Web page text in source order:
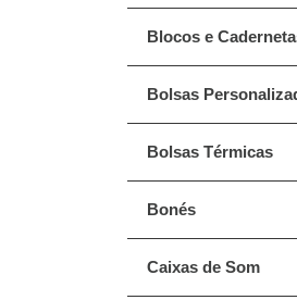
Blocos e
Bolsas
Bolsas Térmicas
Bonés
Caixas de Som